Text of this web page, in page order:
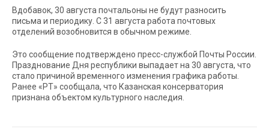
Вдобавок, 30 августа почтальоны не будут разносить
письма и периодику. С 31 августа работа почтовых
отделений возобновится в обычном режиме.
Это сообщение подтверждено пресс-службой Почты России.
Празднование Дня республики выпадает на 30 августа, что
стало причиной временного изменения графика работы.
Ранее «РТ» сообщала, что Казанская консерватория
признана объектом культурного наследия.